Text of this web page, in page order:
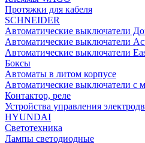
Протяжки для кабеля
SCHNEIDER
Автоматические выключатели
Автоматические выключатели
Автоматические выключатели
Боксы
Автоматы в литом корпусе
Автоматические выключатели с
Контактор, реле
Устройства управления
HYUNDAI
Светотехника
Лампы светодиодные